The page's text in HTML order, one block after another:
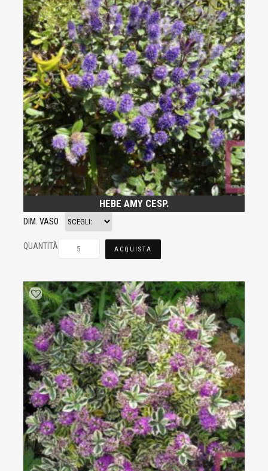
HEBE AMY CESP.
DIM. VASO
QUANTITÀ ACQUISTA